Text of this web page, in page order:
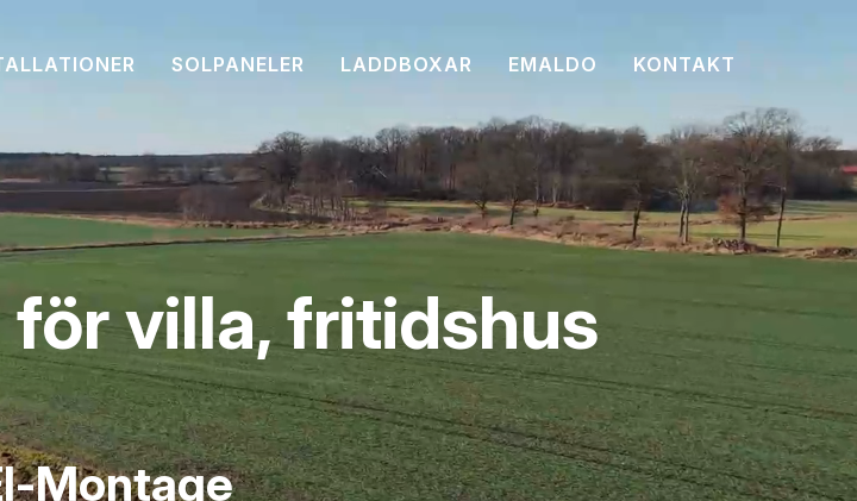
SOLPANELER LADDBOXAR EMALDO KONTAKT
villa, fritidshus
Montage